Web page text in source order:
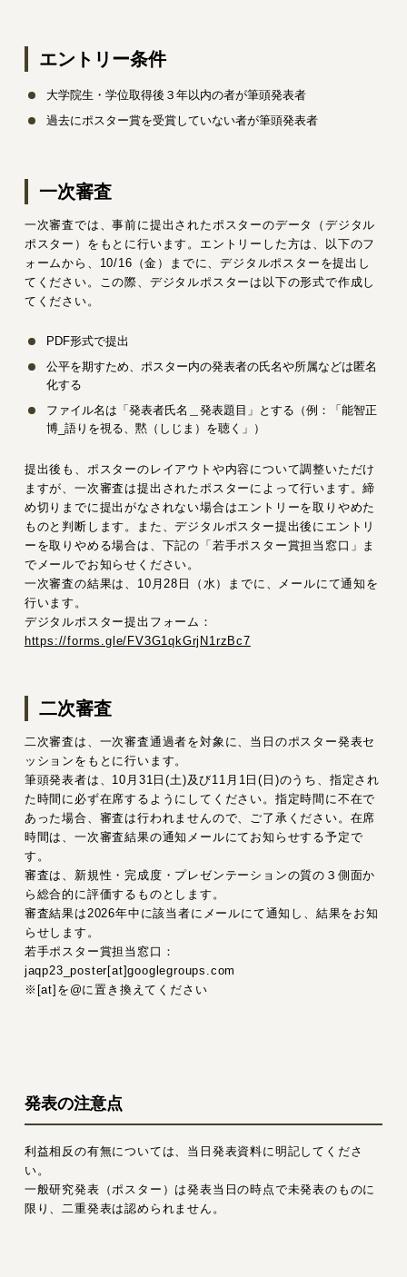
エントリー条件
大学院生・学位取得後３年以内の者が筆頭発表者
過去にポスター賞を受賞していない者が筆頭発表者
一次審査
一次審査では、事前に提出されたポスターのデータ（デジタル
ポスター）をもとに行います。エントリーした方は、以下のフ
ォームから、10/16（金）までに、デジタルポスターを提出し
てください。この際、デジタルポスターは以下の形式で作成し
てください。
PDF形式で提出
公平を期すため、ポスター内の発表者の氏名や所属などは匿名
化する
ファイル名は「発表者氏名＿発表題目」とする（例：「能智正
博_語りを視る、黙（しじま）を聴く」）
提出後も、ポスターのレイアウトや内容について調整いただけ
ますが、一次審査は提出されたポスターによって行います。締
め切りまでに提出がなされない場合はエントリーを取りやめた
ものと判断します。また、デジタルポスター提出後にエントリ
ーを取りやめる場合は、下記の「若手ポスター賞担当窓口」ま
でメールでお知らせください。
一次審査の結果は、10月28日（水）までに、メールにて通知を
行います。
デジタルポスター提出フォーム：
https://forms.gle/FV3G1qkGrjN1rzBc7
二次審査
二次審査は、一次審査通過者を対象に、当日のポスター発表セ
ッションをもとに行います。
筆頭発表者は、10月31日(土)及び11月1日(日)のうち、指定され
た時間に必ず在席するようにしてください。指定時間に不在で
あった場合、審査は行われませんので、ご了承ください。在席
時間は、一次審査結果の通知メールにてお知らせする予定で
す。
審査は、新規性・完成度・プレゼンテーションの質の３側面か
ら総合的に評価するものとします。
審査結果は2026年中に該当者にメールにて通知し、結果をお知
らせします。
若手ポスター賞担当窓口：
jaqp23_poster[at]googlegroups.com
※[at]を@に置き換えてください
発表の注意点
利益相反の有無については、当日発表資料に明記してくださ
い。
一般研究発表（ポスター）は発表当日の時点で未発表のものに
限り、二重発表は認められません。